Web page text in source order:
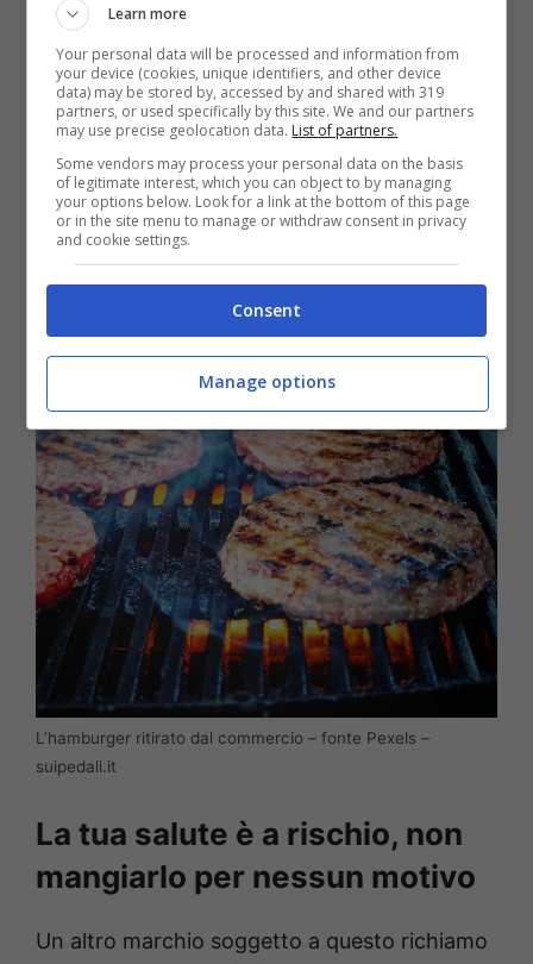
punto vendita il più in fretta possibile.
La lista è lunga. Si parte con gli hamburger di
bovino biologico del marchioFileni Bio
prodotti da Bioalleva Srl a Vallese di Oppeano
(provincia di Verona). Sono stati ritirati per
rischio salmonella. I lotti sono il numero
45072 e il numero 45672 (scadenze il 29
ottobre e il 26 ottobre 2024 rispettivamente).
L’hamburger ritirato dal commercio – fonte Pexels –
suipedali.it
La tua salute è a rischio, non
mangiarlo per nessun motivo
Un altro marchio soggetto a questo richiamo
Learn more
Your personal data will be processed and information from
your device (cookies, unique identifiers, and other device
data) may be stored by, accessed by and shared with 319
partners, or used specifically by this site. We and our partners
may use precise geolocation data. List of partners.
Some vendors may process your personal data on the basis
of legitimate interest, which you can object to by managing
your options below. Look for a link at the bottom of this page
or in the site menu to manage or withdraw consent in privacy
and cookie settings.
Consent
Manage options